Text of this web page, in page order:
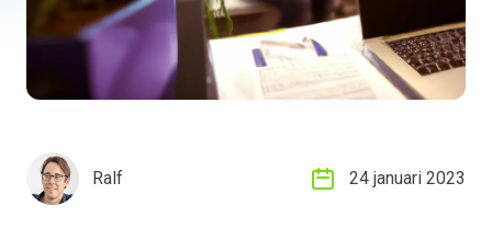
Ralf 24 januari 2023